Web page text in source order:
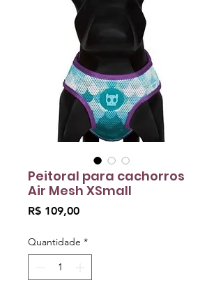
Peitoral para cachorros
Air Mesh XSmall
R$ 109,00Preço
Quantidade *